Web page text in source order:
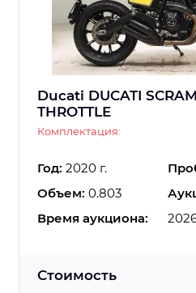
Ducati DUCATI
THROTTLE
Комплектация:
Год: 2020 г.
Объем: 0.803
Время аукциона:
Стоимость